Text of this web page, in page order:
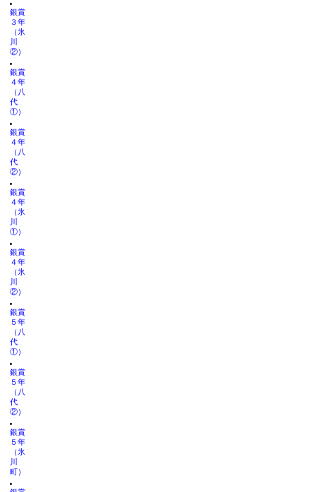
銀賞
３年
（氷
川
②）
銀賞
４年
（八
代
①）
銀賞
４年
（八
代
②）
銀賞
４年
（氷
川
①）
銀賞
４年
（氷
川
②）
銀賞
５年
（八
代
①）
銀賞
５年
（八
代
②）
銀賞
５年
（氷
川
町）